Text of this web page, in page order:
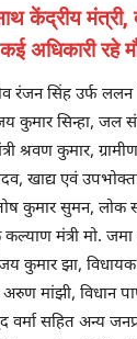
केंद्रीय मंत्री,
अधिकारी रहे
रंजन सिंह उर्फ
कुमार सिन्हा, जल
श्रवण कुमार,
खाद्य एवं
कुमार सुमन, लोक
मंत्री मो. जमा
कुमार झा, विधायक
मांझी, विधान
वर्मा सहित अन्य